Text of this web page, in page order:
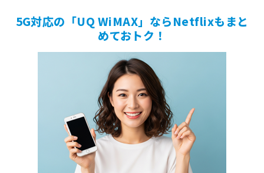
5G対応の「UQ WiMAX」ならNetflixもまと
めておトク！